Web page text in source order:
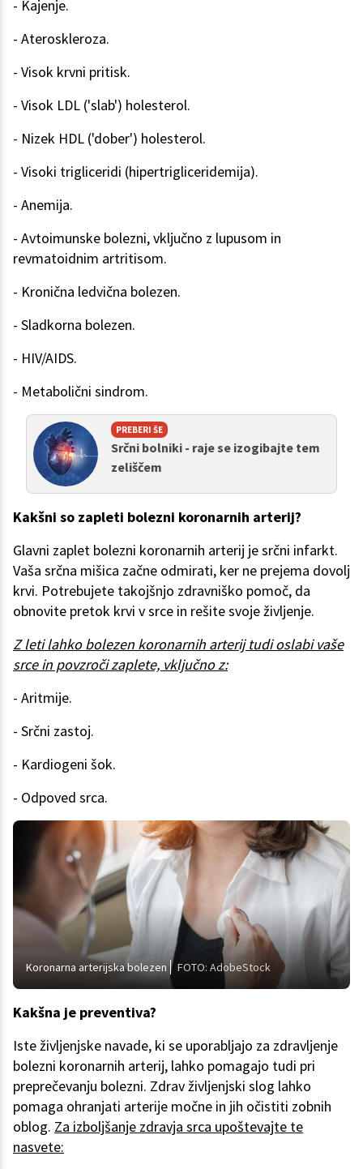
- Kajenje.
- Ateroskleroza.
- Visok krvni pritisk.
- Visok LDL ('slab') holesterol.
- Nizek HDL ('dober') holesterol.
- Visoki trigliceridi (hipertrigliceridemija).
- Anemija.
- Avtoimunske bolezni, vključno z lupusom in
revmatoidnim artritisom.
- Kronična ledvična bolezen.
- Sladkorna bolezen.
- HIV/AIDS.
- Metabolični sindrom.
PREBERI ŠE
Srčni bolniki - raje se izogibajte tem
zeliščem
Kakšni so zapleti bolezni koronarnih arterij?
Glavni zaplet bolezni koronarnih arterij je srčni infarkt.
Vaša srčna mišica začne odmirati, ker ne prejema dovolj
krvi. Potrebujete takojšnjo zdravniško pomoč, da
obnovite pretok krvi v srce in rešite svoje življenje.
Z leti lahko bolezen koronarnih arterij tudi oslabi vaše
srce in povzroči zaplete, vključno z:
- Aritmije.
- Srčni zastoj.
- Kardiogeni šok.
- Odpoved srca.
Koronarna arterijska bolezen FOTO: AdobeStock
Kakšna je preventiva?
Iste življenjske navade, ki se uporabljajo za zdravljenje
bolezni koronarnih arterij, lahko pomagajo tudi pri
preprečevanju bolezni. Zdrav življenjski slog lahko
pomaga ohranjati arterije močne in jih očistiti zobnih
oblog. Za izboljšanje zdravja srca upoštevajte te
nasvete: